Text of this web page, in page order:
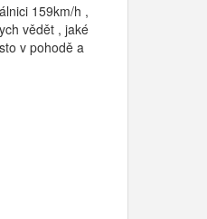
159km/h ,
vědět , jaké
v pohodě a